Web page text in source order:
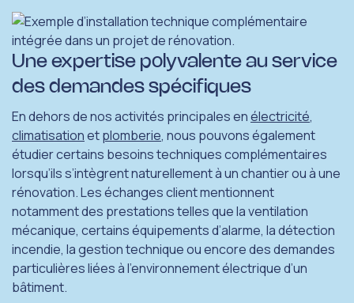
Une expertise polyvalente au service
des demandes spécifiques
En dehors de nos activités principales enélectricité,
climatisationetplomberie, nous pouvons également
étudier certains besoins techniques complémentaires
lorsqu’ils s’intègrent naturellement à un chantier ou à une
rénovation. Les échanges client mentionnent
notamment des prestations telles que la ventilation
mécanique, certains équipements d’alarme, la détection
incendie, la gestion technique ou encore des demandes
particulières liées à l’environnement électrique d’un
bâtiment.